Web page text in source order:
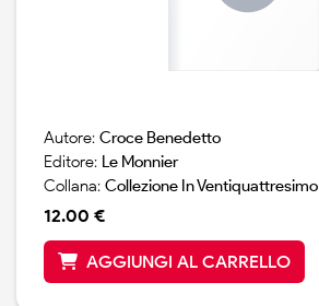
Autore: Croce Benedetto
Editore: Le Monnier
Collana: Collezione In Ventiquattresimo
12.00 €
AGGIUNGI AL CARRELLO